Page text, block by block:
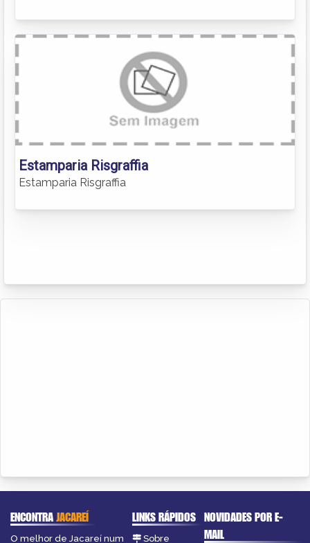
Estamparia Risgraffia
Estamparia Risgraffia
ENCONTRAJACAREÍ
O melhor de Jacareí num
LINKS RÁPIDOS
Sobre
NOVIDADES POR E-
MAIL